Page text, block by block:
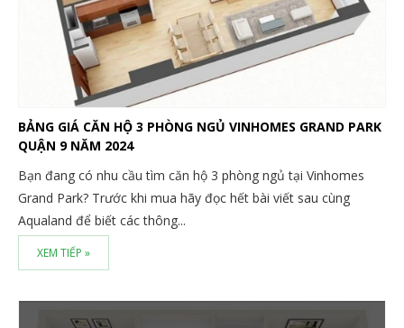
BẢNG GIÁ CĂN HỘ 3 PHÒNG NGỦ VINHOMES GRAND PARK
QUẬN 9 NĂM 2024
Bạn đang có nhu cầu tìm căn hộ 3 phòng ngủ tại Vinhomes
Grand Park? Trước khi mua hãy đọc hết bài viết sau cùng
Aqualand để biết các thông...
XEM TIẾP »